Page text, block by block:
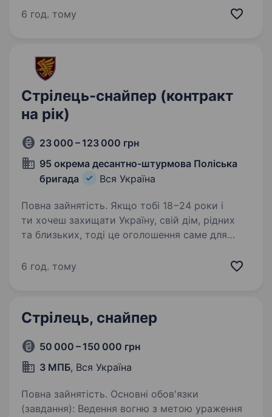
тиском і приймати швидкі рішення готовність
6 год. тому
Стрілець-снайпер (контракт
на рік)
23 000 – 123 000 грн
95 окрема десантно-штурмова Поліська
бригада
Вся Україна
Повна зайнятість. Якщо тобі 18−24 роки і
ти хочеш захищати Україну, свій дім, рідних
та близьких, тоді це оголошення саме для
Поліська бригада проводить набір на
6 год. тому
Стрілець, снайпер
50 000 – 150 000 грн
3 МПБ, Вся Україна
Повна зайнятість. Основні обов'язки
(завдання): Ведення вогню з метою ураження